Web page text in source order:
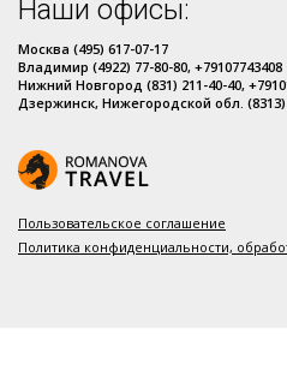
Наши офисы:
Москва (495) 617-07-17
Владимир (4922) 77-80-80, +79107743408
Нижний Новгород (831) 211-40-40,
Дзержинск, Нижегородской обл. (8313)
Пользовательское соглашение
Политика конфиденциальности,